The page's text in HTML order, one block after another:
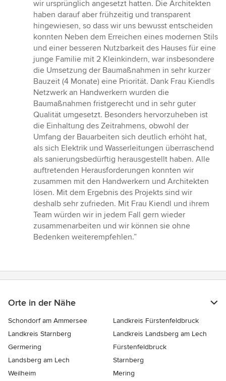
wir ursprünglich angesetzt hatten. Die Architekten
haben darauf aber frühzeitig und transparent
hingewiesen, so dass wir uns bewusst entscheiden
konnten Neben dem Erreichen eines modernen Stils
und einer besseren Nutzbarkeit des Hauses für eine
junge Familie mit 2 Kleinkindern, war insbesondere
die Umsetzung der Baumaßnahmen in sehr kurzer
Bauzeit (4 Monate) eine Priorität. Dank Frau Kiendls
Netzwerk an Handwerkern wurden die
Baumaßnahmen fristgerecht und in sehr guter
Qualität umgesetzt. Besonders hervorzuheben ist
die Einhaltung des Zeitrahmens, obwohl der
Umfang der Bauarbeiten sich deutlich erhöht hat,
als sich Elektrik und Wasserleitungen überraschend
als sanierungsbedürftig herausgestellt haben. Alle
auftretenden Herausforderungen konnten wir
zusammen mit den Handwerkern und Architekten
lösen. Mit dem Ergebnis des Projekts sind wir
deshalb sehr zufrieden. Mit Frau Kiendl und ihrem
Team würden wir in jedem Fall gern wieder
zusammenarbeiten und wir können sie ohne
Bedenken weiterempfehlen.”
Orte in der Nähe
Schondorf am Ammersee
Landkreis Fürstenfeldbruck
Landkreis Starnberg
Landkreis Landsberg am Lech
Germering
Fürstenfeldbruck
Landsberg am Lech
Starnberg
Weilheim
Mering